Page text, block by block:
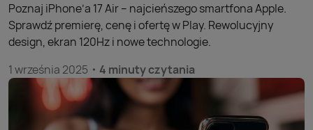
Poznaj iPhone’a 17 Air – najcieńszego smartfona Apple.
Sprawdź premierę, cenę i ofertę w Play. Rewolucyjny
design, ekran 120Hz i nowe technologie.
1 września 2025
4 minuty czytania